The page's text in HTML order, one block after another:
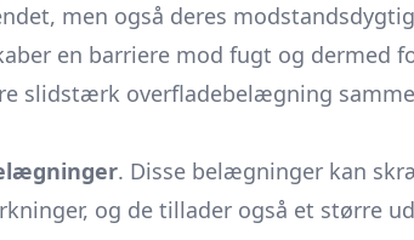
men også deres
en barriere mod fugt og dermed
slidstærk overfladebelægning
. Disse belægninger kan
og de tillader også et større